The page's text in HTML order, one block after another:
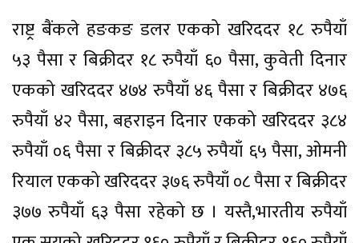
राष्ट्र बैंकले हङकङ डलर एकको खरिददर १८ रुपैयाँ
५३ पैसा र बिक्रीदर १८ रुपैयाँ ६० पैसा, कुवेती दिनार
एकको खरिददर ४७४ रुपैयाँ ४६ पैसा र बिक्रीदर ४७६
रुपैयाँ ४२ पैसा, बहराइन दिनार एकको खरिददर ३८४
रुपैयाँ ०६ पैसा र बिक्रीदर ३८५ रुपैयाँ ६५ पैसा, ओमनी
रियाल एकको खरिददर ३७६ रुपैयाँ ०८ पैसा र बिक्रीदर
३७७ रुपैयाँ ६३ पैसा रहेको छ । यस्तै,भारतीय रुपैयाँ